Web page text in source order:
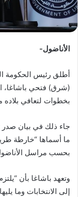
ل
ك
ت
ي
الأناضول-
أطلق رئيس الحكومة
(شرق) فتحي باشاغا،
بخطوات لتعافي بلاده
ما أسماها “خارطة
بحسب مراسل
وتعهد باشاغا بأن
إلى الانتخابات وما